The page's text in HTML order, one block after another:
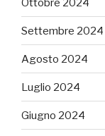
Ottobre 2024
Settembre 2024
Agosto 2024
Luglio 2024
Giugno 2024